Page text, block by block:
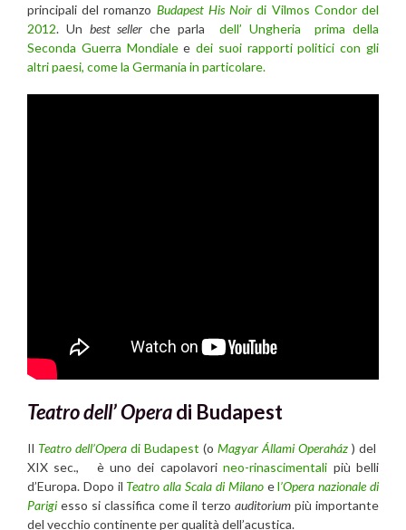
principali del romanzo Budapest His Noir di Vilmos Condor del
2012. Un best sellerche parla dell’ Ungheria prima della
Seconda Guerra Mondialee dei suoi rapporti politici con gli
altri paesi, come la Germania in particolare.
Teatro dell’ Operadi Budapest
Il Teatro dell’Opera di Budapest (o Magyar Állami Operaház ) del
XIX sec., è uno dei capolavorineo-rinascimentali più belli
d’Europa. Dopo il Teatro alla Scala di Milanoel’Opera nazionale di
Parigi esso si classifica come il terzoauditorium più importante
del vecchio continente per qualità dell’acustica.